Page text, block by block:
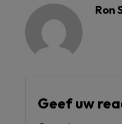
Ron
Geef uw